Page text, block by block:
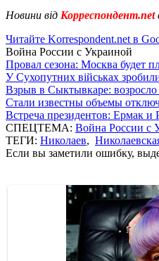
Новини від Корреспондент.net
Читайте Korrespondent.net в
Война России с Украиной
Провал сезона: Москва будет
У Сухопутних військах зробили
Взрыв в Сыктывкаре:
Стали известны объемы
Встреча президентов: Ермак и
СПЕЦТЕМА: Война России с
ТЕГИ: Николаев,
Если вы заметили ошибку,